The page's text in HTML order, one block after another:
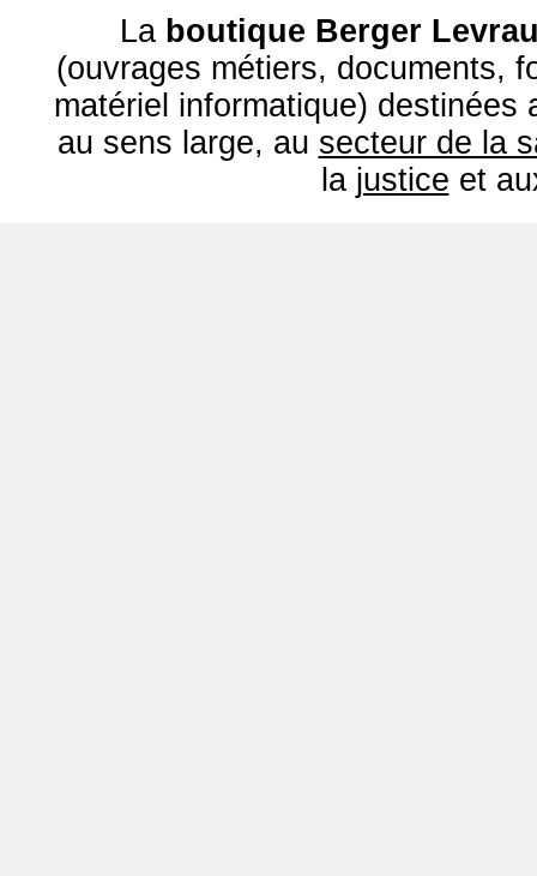
La boutique Berger
(ouvrages métiers, documents,
matériel informatique) destinées
au sens large, au secteur de la
la justice et